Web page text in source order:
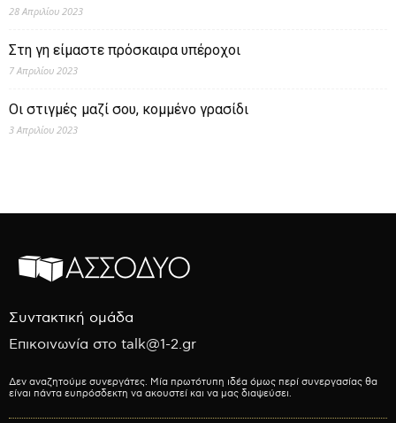
28 Απριλίου 2023
Στη γη είμαστε πρόσκαιρα υπέροχοι
7 Απριλίου 2023
Οι στιγμές μαζί σου, κομμένο γρασίδι
3 Απριλίου 2023
Συντακτική ομάδα
Επικοινωνία στο talk@1-2.gr
Δεν αναζητούμε συνεργάτες. Μία πρωτότυπη ιδέα όμως περί συνεργασίας θα
είναι πάντα ευπρόσδεκτη να ακουστεί και να μας διαψεύσει.